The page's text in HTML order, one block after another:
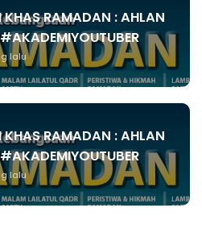
RAMADAN : AHLAN
lalu
RAMADAN : AHLAN
lalu